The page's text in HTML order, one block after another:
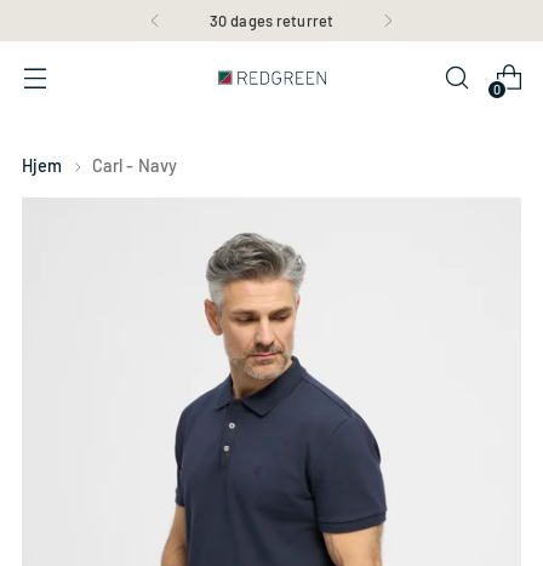
30 dages returret
0
Hjem Carl - Navy